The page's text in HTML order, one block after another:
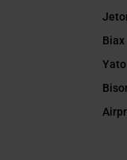
Biax
Yato